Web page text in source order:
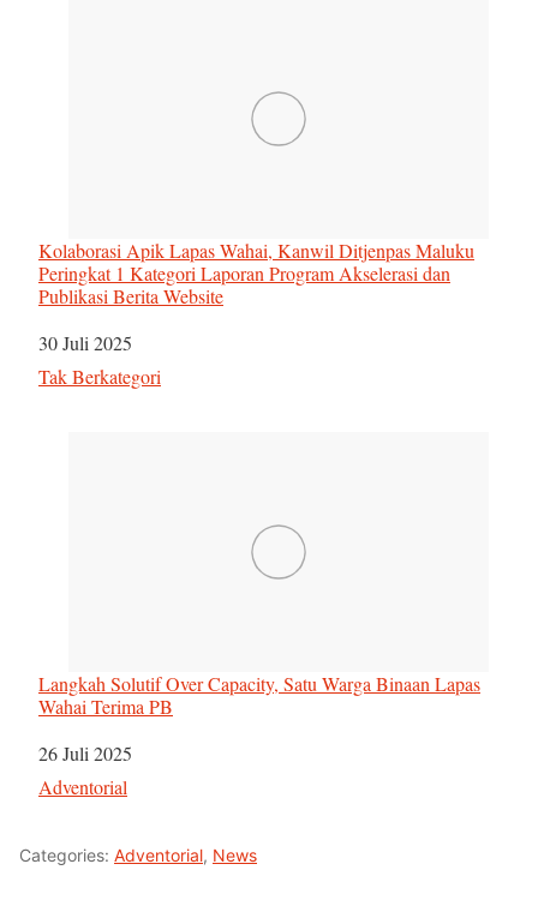
Kolaborasi Apik Lapas Wahai, Kanwil Ditjenpas Maluku
Peringkat 1 Kategori Laporan Program Akselerasi dan
Publikasi Berita Website
Tanggal
30 Juli 2025
Sehubungan dengan
Tak Berkategori
Langkah Solutif Over Capacity, Satu Warga Binaan Lapas
Wahai Terima PB
Tanggal
26 Juli 2025
Sehubungan dengan
Adventorial
Categories: Adventorial, News